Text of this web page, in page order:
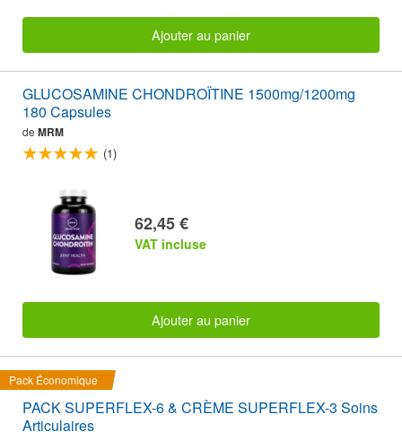
Ajouter au panier
GLUCOSAMINE CHONDROÏTINE 1500mg/1200mg
180 Capsules
de MRM
(1)
62,45 €
VAT incluse
Ajouter au panier
Pack Économique
PACK SUPERFLEX-6 & CRÈME SUPERFLEX-3 Soins
Articulaires